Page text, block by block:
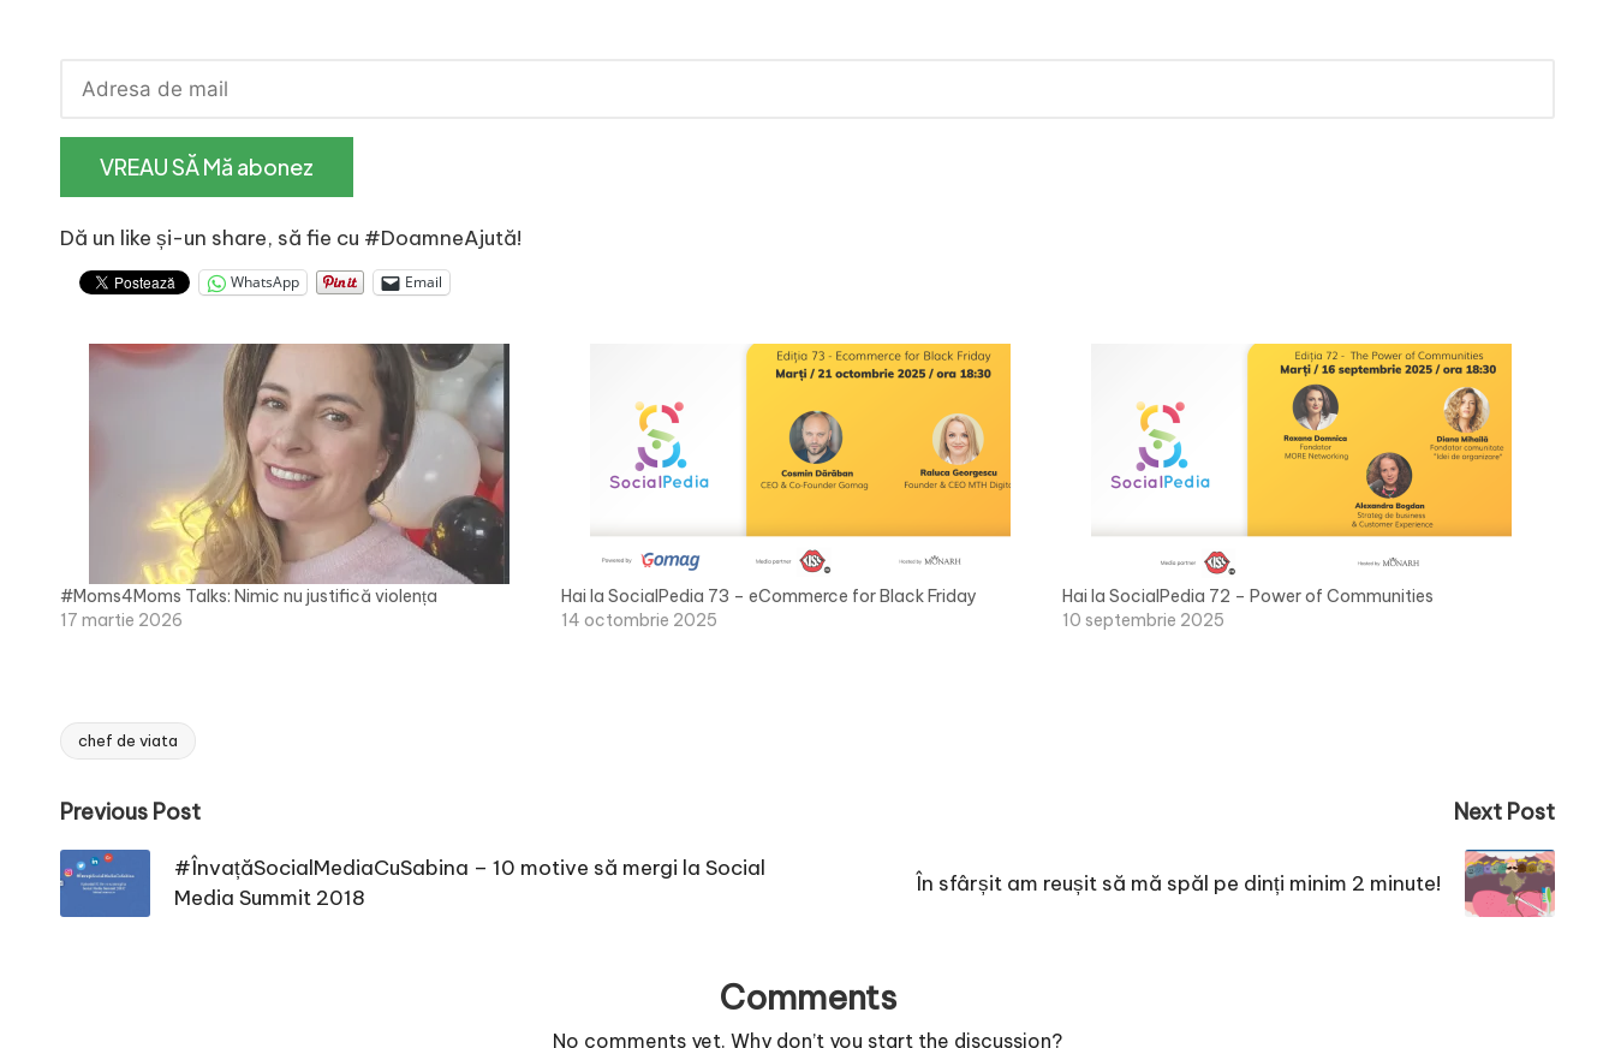
Dă un like și-un share, să fie cu #DoamneAjută!
WhatsApp Email
#Moms4Moms Talks: Nimic nu justifică violența
17 martie 2026
Hai la SocialPedia 73 – eCommerce for Black Friday
14 octombrie 2025
Hai la SocialPedia 72 – Power of Communities
10 septembrie 2025
Tags:
chef de viata
Post
navigation
Previous Post
#ÎnvațăSocialMediaCuSabina – 10 motive să mergi la Social
Media Summit 2018
Next Post
În sfârșit am reușit să mă spăl pe dinți minim 2 minute!
Comments
No comments yet. Why don’t you start the discussion?